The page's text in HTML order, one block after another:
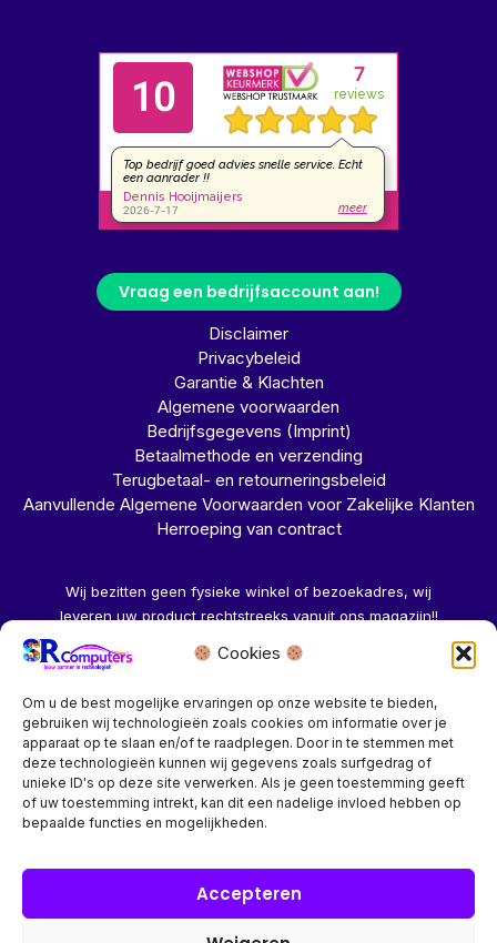
Cookies
Om u de best mogelijke ervaringen op onze website te bieden,
gebruiken wij technologieën zoals cookies om informatie over je
apparaat op te slaan en/of te raadplegen. Door in te stemmen met
deze technologieën kunnen wij gegevens zoals surfgedrag of
unieke ID's op deze site verwerken. Als je geen toestemming geeft
of uw toestemming intrekt, kan dit een nadelige invloed hebben op
bepaalde functies en mogelijkheden.
Accepteren
Vraag een bedrijfsaccount aan!
Disclaimer
Privacybeleid
Garantie & Klachten
Algemene voorwaarden
Bedrijfsgegevens (Imprint)
Betaalmethode en verzending
Terugbetaal- en retourneringsbeleid
Aanvullende Algemene Voorwaarden voor Zakelijke Klanten
Herroeping van contract
Wij bezitten geen fysieke winkel of bezoekadres, wij
leveren uw product rechtstreeks vanuit ons magazijn!!
Herroeping aanvragen →
Bedrijf? vraag een account aan voor speciale prijzen!